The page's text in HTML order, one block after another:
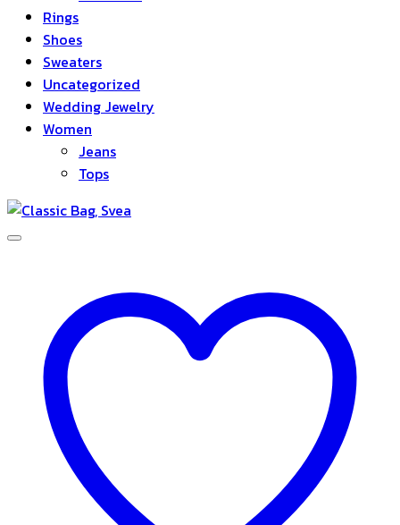
Rings
Shoes
Sweaters
Uncategorized
Wedding Jewelry
Women
Jeans
Tops